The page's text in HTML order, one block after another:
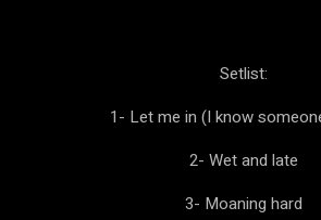
Setlist:
1- Let me in (I know
2- Wet and late
3- Moaning hard